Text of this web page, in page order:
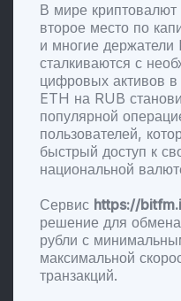
В мире
второе место по
и многие держатели
сталкиваются с
цифровых активов
ETH на RUB
популярной
пользователей,
быстрый доступ к
национальной
Сервис https://
решение для
рубли с
максимальной
транзакций.